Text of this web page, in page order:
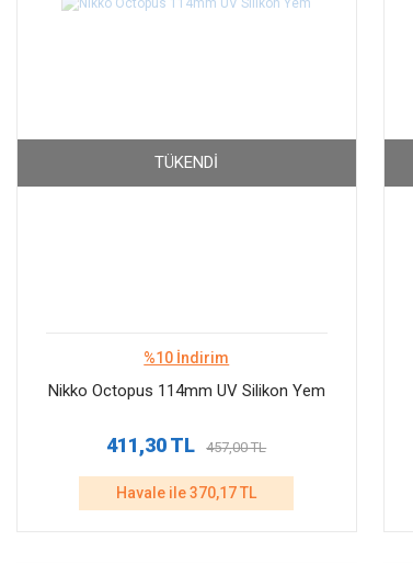
TÜKENDI
%10 İndirim
Nikko Octopus 114mm UV Silikon Yem
411,30 TL 457,00 TL
Havale ile 370,17 TL